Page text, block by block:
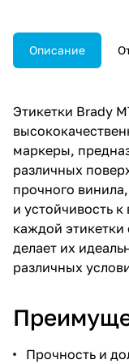
Описание
Этикетки Brady
маркеры,
различных
прочного
и устойчивость
каждой этикетки
делает их
различных
Прочность и